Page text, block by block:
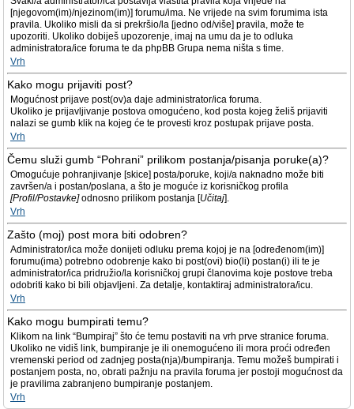
[njegovom(im)/njezinom(im)] forumu/ima. Ne vrijede na svim forumima ista
pravila. Ukoliko misli da si prekršio/la [jedno od/više] pravila, može te
upozoriti. Ukoliko dobiješ upozorenje, imaj na umu da je to odluka
administratora/ice foruma te da phpBB Grupa nema ništa s time.
Vrh
Kako mogu prijaviti post?
Mogućnost prijave post(ov)a daje administrator/ica foruma.
Ukoliko je prijavljivanje postova omogućeno, kod posta kojeg želiš prijaviti
nalazi se gumb klik na kojeg će te provesti kroz postupak prijave posta.
Vrh
Čemu služi gumb “Pohrani” prilikom postanja/pisanja poruke(a)?
Omogućuje pohranjivanje [skice] posta/poruke, koji/a naknadno može biti
završen/a i postan/poslana, a što je moguće iz korisničkog profila
[Profil/Postavke]odnosno prilikom postanja [Učitaj].
Vrh
Zašto (moj) post mora biti odobren?
Administrator/ica može donijeti odluku prema kojoj je na [određenom(im)]
forumu(ima) potrebno odobrenje kako bi post(ovi) bio(li) postan(i) ili te je
administrator/ica pridružio/la korisničkoj grupi članovima koje postove treba
odobriti kako bi bili objavljeni. Za detalje, kontaktiraj administratora/icu.
Vrh
Kako mogu bumpirati temu?
Klikom na link “Bumpiraj” što će temu postaviti na vrh prve stranice foruma.
Ukoliko ne vidiš link, bumpiranje je ili onemogućeno ili mora proći određen
vremenski period od zadnjeg posta(nja)/bumpiranja. Temu možeš bumpirati i
postanjem posta, no, obrati pažnju na pravila foruma jer postoji mogućnost da
je pravilima zabranjeno bumpiranje postanjem.
Vrh